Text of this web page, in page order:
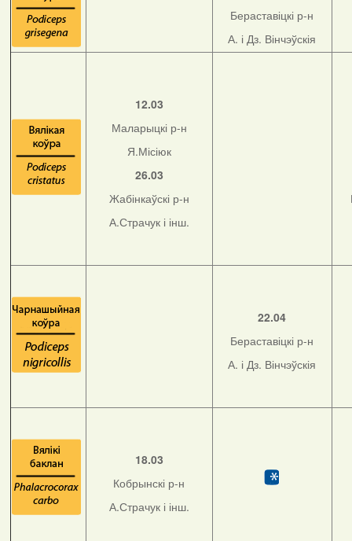
Бераставіцкі р-н
А. і Дз. Вінчэўскія
12.03
Маларыцкі р-н
Я.Місіюк
26.03
Жабінкаўскі р-н
А.Страчук і інш.
22.04
Бераставіцкі р-н
А. і Дз. Вінчэўскія
18.03
Кобрынскі р-н
А.Страчук і інш.